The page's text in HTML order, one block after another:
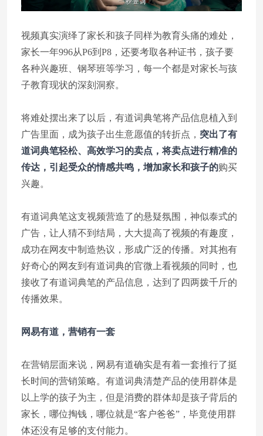
视频真实演绎了家长和孩子同样为教育头痛的难处，
家长一年996从P6到P8，还要考取各种证书，孩子要
各种兴趣班、钢琴班等学习，每一个都是对家长与孩
子教育现状的深刻洞察。
将难处摆出来了以后，有道词典笔将产品信息植入到
广告里面，成为孩子出生意愿值的转折点， 突出了有
道词典笔轻松、高效学习的卖点，将卖点进行精准的
传达，引起受众的情感共鸣，增加家长和孩子的购买
兴趣。
有道词典笔这支视频营造了的悬疑氛围，神似泰式的
广告，让人猜不到结局，大大提高了视频的有趣度，
成功在网友中制造热议，形成广泛的传播。对其抱有
好奇心的网友到有道词典的官微上看视频的同时，也
接收了有道词典笔的产品信息，达到了四两拨千斤的
传播效果。
网易有道，营销有一套
在营销层面来说，网易有道确实是有着一套推行了挺
长时间的营销策略。有道词典清楚产品的使用群体是
以上学的孩子为主，但是消费的群体却是孩子背后的
家长，哪位掏钱，哪位就是“客户爸爸”，毕竟使用群
体还没有足够的支付能力。